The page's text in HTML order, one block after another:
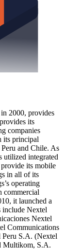
2000, provides
its
companies
its principal
and Chile. As
utilized integrated
its mobile
in all of its
operating
commercial
it launched a
include Nextel
Nextel
Communications
S.A. (Nextel
Multikom, S.A.